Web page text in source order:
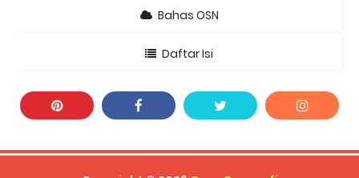
Bahas OSN
Daftar Isi